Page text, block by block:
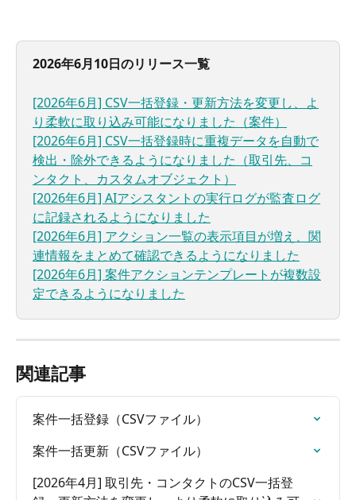
2026年6月10日のリリース一覧
[2026年6月] CSV一括登録・更新方法を変更し、よ
り柔軟に取り込み可能になりました（案件）
[2026年6月] CSV一括登録時に重複データを自動で
検出・除外できるようになりました（取引先、コ
ンタクト、カスタムオブジェクト）
[2026年6月] AIアシスタントの実行ログが監査ログ
に記録されるようになりました
[2026年6月] アクション一覧の表示項目が増え、関
連情報をまとめて確認できるようになりました
[2026年6月] 案件アクションテンプレートが複数設
定できるようになりました
関連記事
案件一括登録（CSVファイル）
案件一括更新（CSVファイル）
[2026年4月] 取引先・コンタクトのCSV一括登